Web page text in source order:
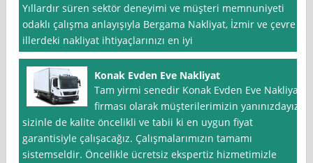
Yıllardır süren sektör deneyimi ve müşteri memnuniyeti
odaklı çalışma anlayışıyla Bergama Nakliyat, İzmir ve çevre
illerdeki nakliyat ihtiyaçlarınızı en iyi
Konak Evden Eve Nakliyat
Tam yirmi senedir Konak Evden Eve Nakliyat
firması olarak müşterilerimizin yanınızdayız,
sizinle de kalite öncelikli ve tabii ki en uygun fiyat
garantisiyle çalışacağız. Çalışmalarımızın tamamı
sistemseldir. Öncelikle ücretsiz ekspertiz hizmetimizle